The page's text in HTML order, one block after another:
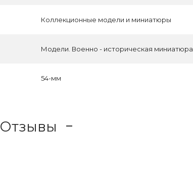
Коллекционные модели и миниатюры
Модели. Военно - историческая миниатюра
54-мм
Отзывы